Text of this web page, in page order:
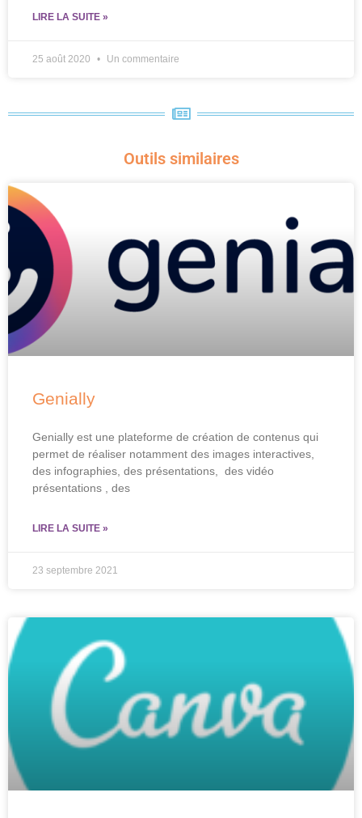
LIRE LA SUITE »
25 août 2020 Un commentaire
Outils similaires
Genially
Genially est une plateforme de création de contenus qui
permet de réaliser notamment des images interactives,
des infographies, des présentations, des vidéo
présentations , des
LIRE LA SUITE »
23 septembre 2021